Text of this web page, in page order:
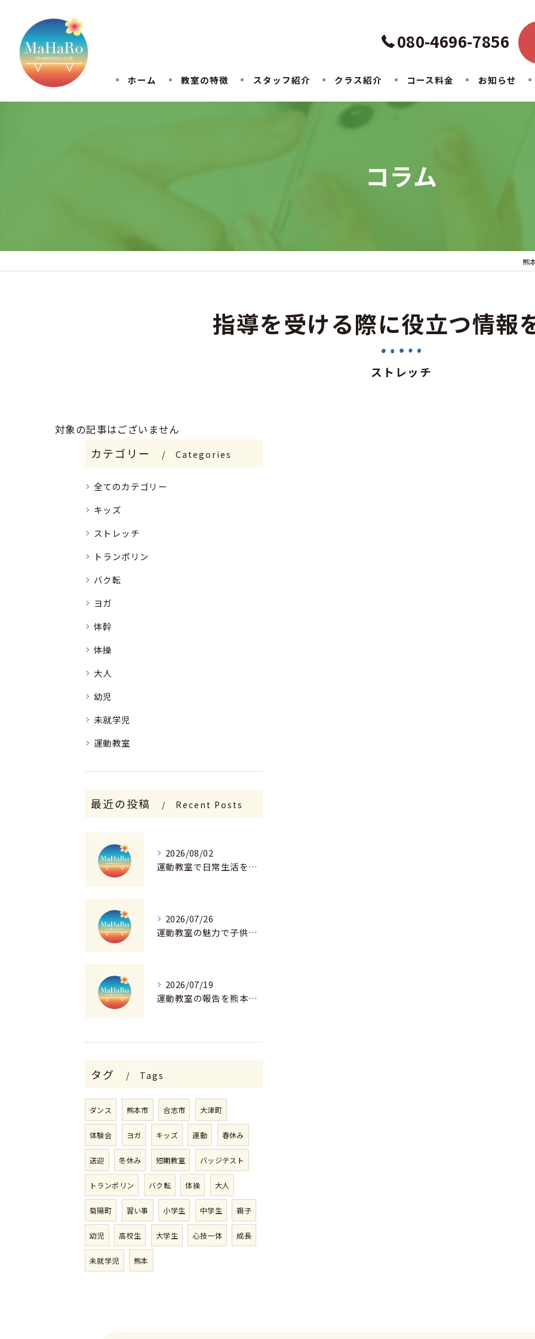
080-4696-7856
ホーム 教室の特徴 スタッフ紹介 クラス紹介 コース料金 お知らせ
コラム
熊
指導を受ける際に役立つ情報
ストレッチ
対象の記事はございません
カテゴリー Categories
全てのカテゴリー
キッズ
ストレッチ
トランポリン
バク転
ヨガ
体幹
体操
大人
幼児
未就学児
運動教室
最近の投稿 Recent Posts
2026/08/02
運動教室で日常生活を豊かに熊本県菊池郡菊陽町上益城郡甲佐町の続けやすい方法
2026/07/26
運動教室の魅力で子供が体力アップし自己肯定感も育つ理由と選び方ガイド
2026/07/19
運動教室の報告を熊本県菊池郡菊陽町山鹿市からお届けする体験プログラムの全貌
タグ Tags
ダンス 熊本市 合志市 大津町
体験会 ヨガ キッズ 運動 春休み
送迎 冬休み 短期教室 バッジテスト
トランポリン バク転 体操 大人
菊陽町 習い事 小学生 中学生 親子
幼児 高校生 大学生 心技一体 成長
未就学児 熊本